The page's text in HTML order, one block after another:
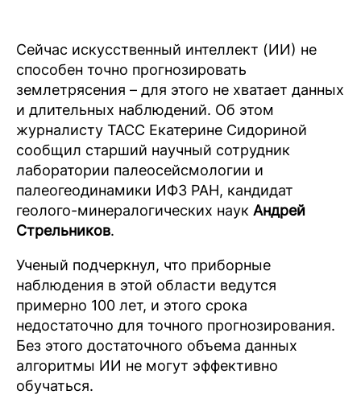
Сейчас искусственный интеллект (ИИ) не
способен точно прогнозировать
землетрясения – для этого не хватает данных
и длительных наблюдений. Об этом
журналисту ТАСС Екатерине Сидориной
сообщил старший научный сотрудник
лаборатории палеосейсмологии и
палеогеодинамики ИФЗ РАН, кандидат
геолого-минералогических наук Андрей
Стрельников.
Ученый подчеркнул, что приборные
наблюдения в этой области ведутся
примерно 100 лет, и этого срока
недостаточно для точного прогнозирования.
Без этого достаточного объема данных
алгоритмы ИИ не могут эффективно
обучаться.